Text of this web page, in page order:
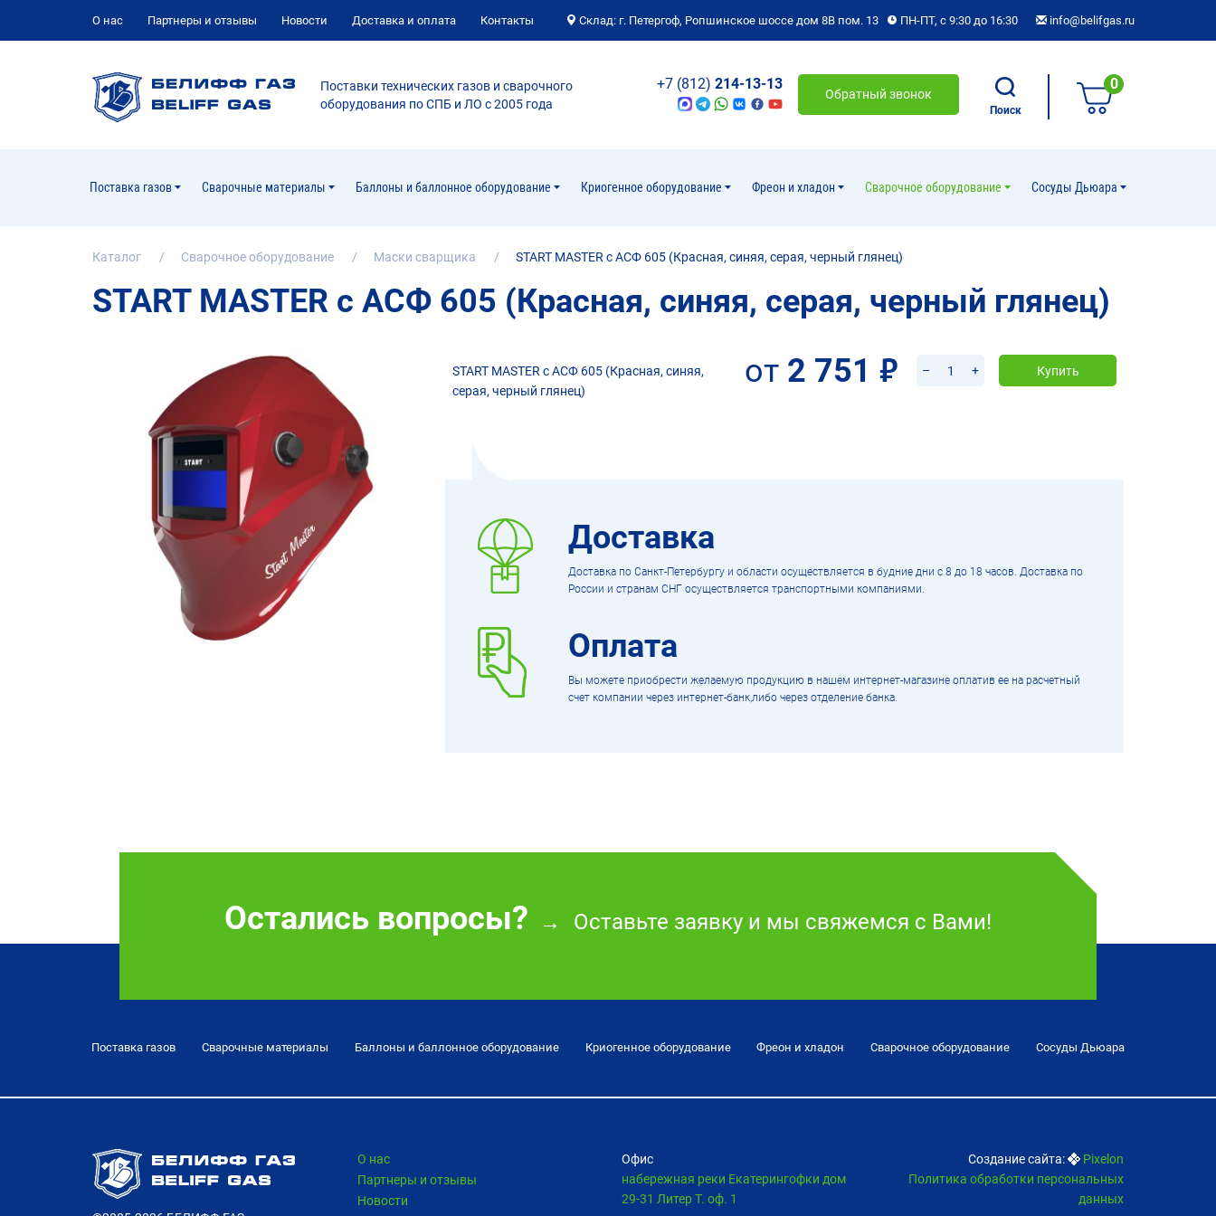
О нас Партнеры и отзывы Новости Доставка и оплата Контакты Склад: г. Петергоф, Ропшинское шоссе дом 8В пом. 13 ПН-ПТ, с 9:30 до 16:30 info@belifgas.ru
Поставки технических газов и сварочного
оборудования по СПБ и ЛО с 2005 года
+7 (812) 214-13-13
Обратный звонок
Поиск
0
Поставка газов Сварочные материалы Баллоны и баллонное оборудование Криогенное оборудование Фреон и хладон Cварочное оборудование Сосуды Дьюара
Каталог Cварочное оборудование Маски сварщика START MASTER c АСФ 605 (Красная, синяя, серая, черный глянец)
START MASTER c АСФ 605 (Красная, синяя, серая, черный глянец)
START MASTER c АСФ 605 (Красная, синяя,
серая, черный глянец)
от 2 751 руб. – + Купить
Доставка
Доставка по Санкт-Петербургу и области осуществляется в будние дни с 8 до 18 часов. Доставка по
России и странам СНГ осуществляется транспортными компаниями.
Оплата
Вы можете приобрести желаемую продукцию в нашем интернет-магазине оплатив ее на расчетный
счет компании через интернет-банк,либо через отделение банка.
Остались вопросы? → Оставьте заявку и мы свяжемся с Вами!
Поставка газов Сварочные материалы Баллоны и баллонное оборудование Криогенное оборудование Фреон и хладон Cварочное оборудование Сосуды Дьюара
О нас
Партнеры и отзывы
Новости
Офис
набережная реки Екатерингофки дом
29-31 Литер Т. оф. 1
Создание сайта:
Pixelon
Политика обработки персональных
данных